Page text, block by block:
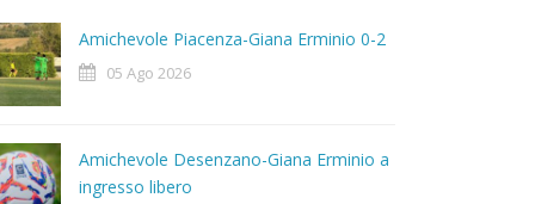
Amichevole Piacenza-Giana Erminio 0-2
05 Ago 2026
Amichevole Desenzano-Giana Erminio a
ingresso libero